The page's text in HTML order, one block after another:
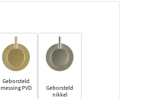
Geborsteld
messing PVD
Geborsteld
nikkel